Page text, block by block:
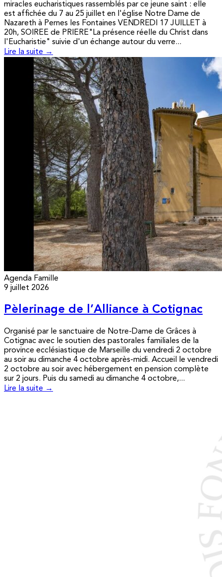
miracles eucharistiques rassemblés par ce jeune saint : elle
est affichée du 7 au 25 juillet en l'église Notre Dame de
Nazareth à Pernes les Fontaines VENDREDI 17 JUILLET à
20h, SOIREE de PRIERE"La présence réelle du Christ dans
l'Eucharistie" suivie d'un échange autour du verre...
Lire la suite →
Agenda Famille
9 juillet 2026
Pèlerinage de l’Alliance à Cotignac
Organisé par le sanctuaire de Notre-Dame de Grâces à
Cotignac avec le soutien des pastorales familiales de la
province ecclésiastique de Marseille du vendredi 2 octobre
au soir au dimanche 4 octobre après-midi. Accueil le vendredi
2 octobre au soir avec hébergement en pension complète
sur 2 jours. Puis du samedi au dimanche 4 octobre,...
Lire la suite →